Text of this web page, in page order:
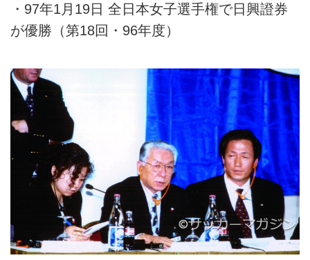
・97年1月19日 全日本女子選手権で日興證券
が優勝（第18回・96年度）